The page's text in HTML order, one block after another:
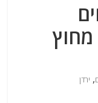
מחוץ
, ירדן